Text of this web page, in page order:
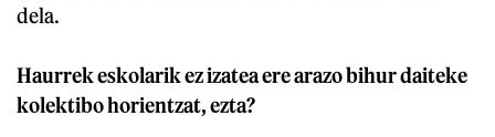
dela.
Haurrek eskolarik ez izatea ere arazo bihur daiteke
kolektibo horientzat, ezta?